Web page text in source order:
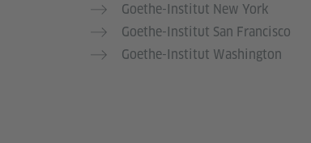
Goethe-Institut New York
Goethe-Institut San Francisco
Goethe-Institut Washington